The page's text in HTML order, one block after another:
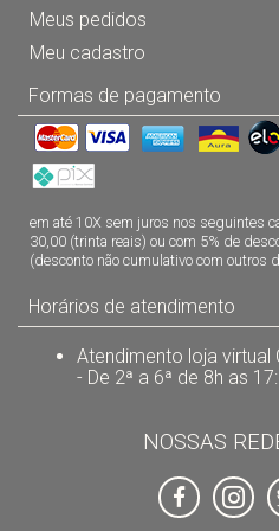
Meus pedidos
Meu cadastro
Formas de pagamento
em até 10X sem juros nos seguintes
30,00 (trinta reais) ou com 5% de
(desconto não cumulativo com outros
Horários de atendimento
Atendimento loja virtual
- De 2ª a 6ª de 8h as
NOSSAS